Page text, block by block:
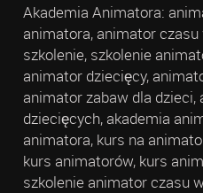
Akademia Animatora:
animatora, animator
szkolenie, szkolenie
animator dziecięcy,
animator zabaw dla dzieci,
dziecięcych, akademia
animatora, kurs na
kurs animatorów, kurs
szkolenie animator czasu